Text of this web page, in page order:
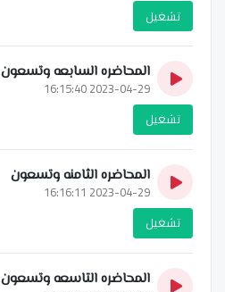
تشغيل
المحاضره السابعه وتسعون
2023-04-29 16:15:40
تشغيل
المحاضره الثامنه وتسعون
2023-04-29 16:16:11
تشغيل
المحاضره التاسعه وتسعون